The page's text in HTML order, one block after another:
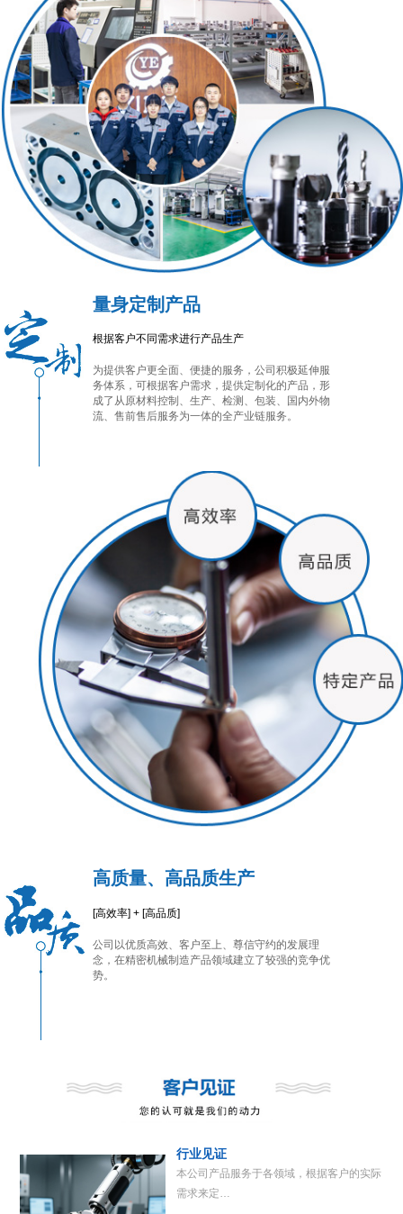
量身定制产品
根据客户不同需求进行产品生产
为提供客户更全面、便捷的服务，公司积极延伸服
务体系，可根据客户需求，提供定制化的产品，形
成了从原材料控制、生产、检测、包装、国内外物
流、售前售后服务为一体的全产业链服务。
高质量、高品质生产
[高效率] + [高品质]
公司以优质高效、客户至上、尊信守约的发展理
念，在精密机械制造产品领域建立了较强的竞争优
势。
行业见证
本公司产品服务于各领域，根据客户的实际
需求来定…